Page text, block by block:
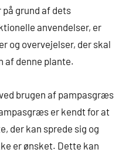
grund af dets
anvendelser, er
og overvejelser, der skal
af denne plante.
brugen af pampasgræs
er kendt for at
der kan sprede sig og
er ønsket. Dette kan